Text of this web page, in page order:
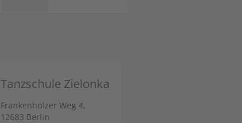
Tanzschule Zielonka
Frankenholzer Weg 4,
12683 Berlin